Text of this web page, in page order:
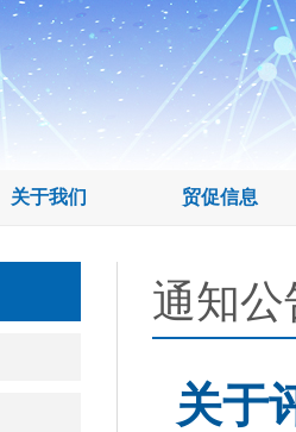
关于我们 贸促信息
通知公
关于